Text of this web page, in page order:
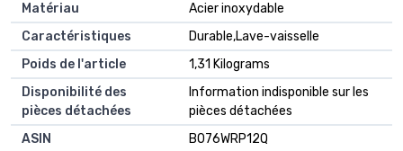
Matériau
‎Acier inoxydable
Caractéristiques
‎Durable,Lave-vaisselle
Poids de l'article
‎1,31 Kilograms
Disponibilité des
pièces détachées
‎Information indisponible sur les
pièces détachées
ASIN
B076WRP12Q